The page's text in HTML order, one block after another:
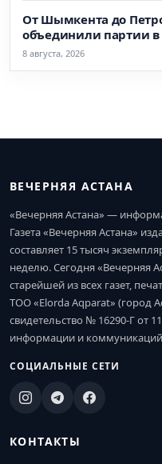
От Шымкента до
объединили партии
8 августа, 2026
ВЕЧЕРНЯЯ АСТАНА
«Вечерняя Астана» —
Газета «Вечерняя Астана»
составляет 15 тысяч
неделю. Сегодня «Вечерняя
старейшей из всех газет,
ТОО «Elorda Aqparat» (город
свидетельство № 16290-Г от
информации и коммуникаций
СОЦИАЛЬНЫЕ СЕТИ
КОНТАКТЫ